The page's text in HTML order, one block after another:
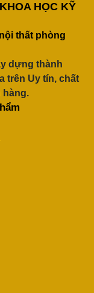
HỌC KỸ
thất phòng
dựng thành
trên Uy tín, chất
hàng.